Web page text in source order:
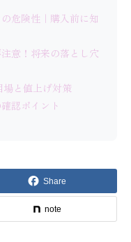
危険性｜購入前に知
意！将来の落とし穴
と値上げ対策
認ポイント
Share
note